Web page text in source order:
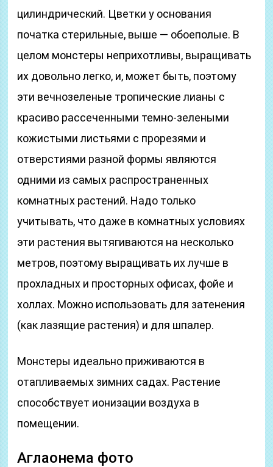
цилиндрический. Цветки у основания
початка стерильные, выше — обоеполые. В
целом монстеры неприхотливы, выращивать
их довольно легко, и, может быть, поэтому
эти вечнозеленые тропические лианы с
красиво рассеченными темно-зелеными
кожистыми листьями с прорезями и
отверстиями разной формы являются
одними из самых распространенных
комнатных растений. Надо только
учитывать, что даже в комнатных условиях
эти растения вытягиваются на несколько
метров, поэтому выращивать их лучше в
прохладных и просторных офисах, фойе и
холлах. Можно использовать для затенения
(как лазящие растения) и для шпалер.
Монстеры идеально приживаются в
отапливаемых зимних садах. Растение
способствует ионизации воздуха в
помещении.
Аглаонема фото